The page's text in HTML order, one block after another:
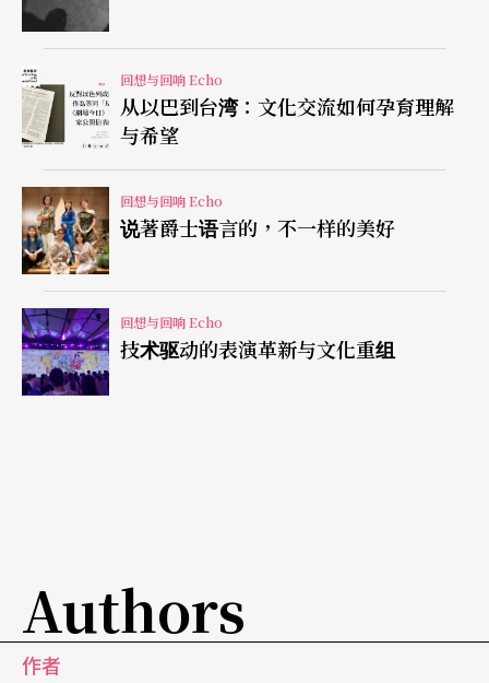
墙扶靠，后方垂帘，一边出将、一边出相，是旧式
的「守旧」格式。当演员上台时，这正舞台与一般
舞台无异；但当帘幕上卷，后方背幕完全洞开，横
跨全舞台的背幕化为大片风景，有时是月影，有时
是山水图画，有时只靠灯光变化投射剧情氛围。这
超大的背幕映照前方的主舞台，成为远近景呼应的
立体空间，一前一后，前淡后浓或前主后副，蒙太
奇的影像感觉制造了有呼吸感的空间流动诗意。每
当背幕一开，我心底总要惊叹一声，实在太美了。
导演陈士争果然也非常懂得善用这可变的空间，他
席，一席席前后排列；左方茶楼设一桌两椅，好几
折演出从这里开始。开始的节奏总从演员还正在化
妆，或仅著水衣看来不像正式妆扮，或演员老早坐
回想与回响 Echo
从以巴到台湾：文化交流如何孕育理解
与希望
回想与回响 Echo
说著爵士语言的，不一样的美好
回想与回响 Echo
技术驱动的表演革新与文化重组
Authors
作者